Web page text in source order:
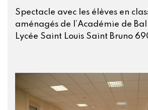
Spectacle avec les élèves en
aménagés de l’Académie de
Lycée Saint Louis Saint Bruno